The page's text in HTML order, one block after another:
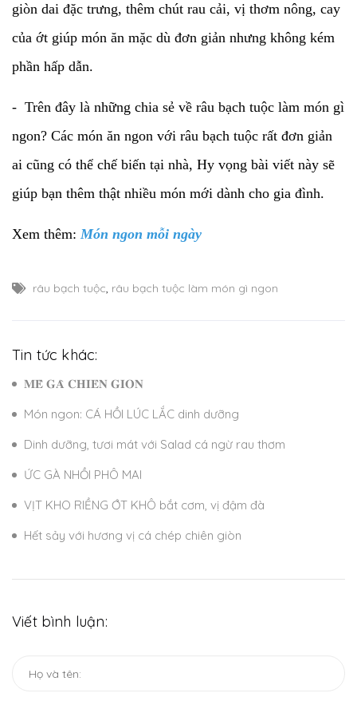
giòn dai đặc trưng, thêm chút rau cải, vị thơm nông, cay
của ớt giúp món ăn mặc dù đơn giản nhưng không kém
phần hấp dẫn.
- Trên đây là những chia sẻ về râu bạch tuộc làm món gì
ngon? Các món ăn ngon với râu bạch tuộc rất đơn giản
ai cũng có thể chế biến tại nhà, Hy vọng bài viết này sẽ
giúp bạn thêm thật nhiều món mới dành cho gia đình.
Xem thêm: Món ngon mỗi ngày
râu bạch tuộc, râu bạch tuộc làm món gì ngon
Tin tức khác:
𝐌𝐄̂̀ 𝐆𝐀̀ 𝐂𝐇𝐈𝐄̂𝐍 𝐆𝐈𝐎̀𝐍
Món ngon: CÁ HỒI LÚC LẮC dinh dưỡng
Dinh dưỡng, tươi mát với Salad cá ngừ rau thơm
ỨC GÀ NHỒI PHÔ MAI
VỊT KHO RIỀNG ỚT KHÔ bắt cơm, vị đậm đà
Hết sảy với hương vị cá chép chiên giòn
Viết bình luận: